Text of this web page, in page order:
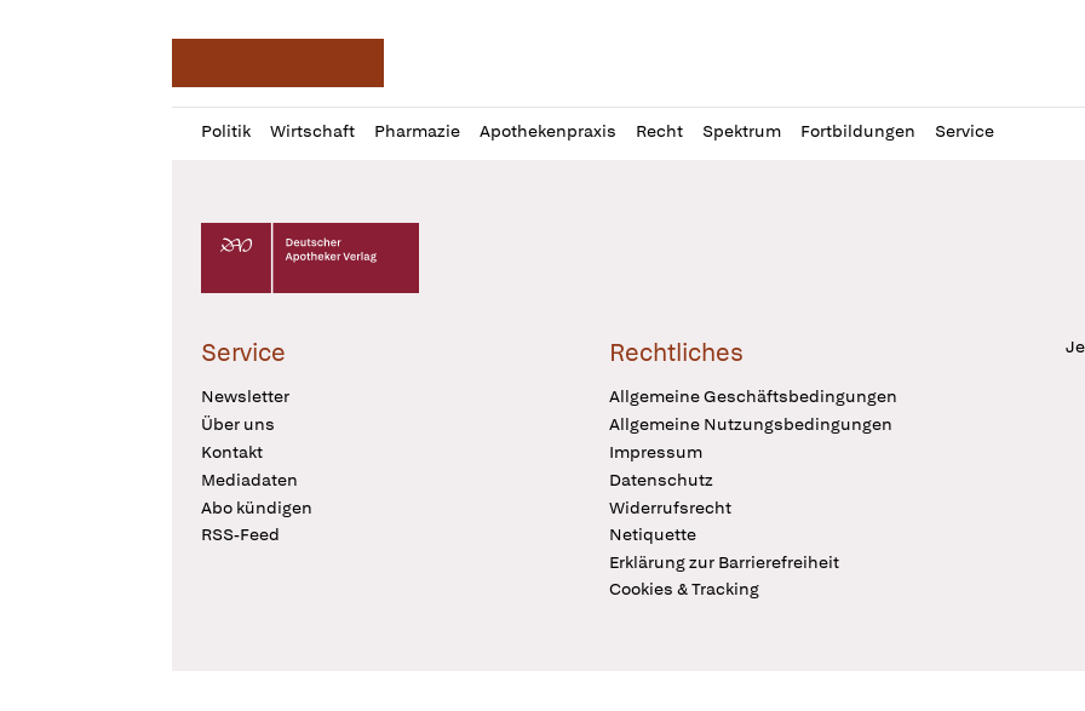
Politik Wirtschaft Pharmazie Apothekenpraxis Recht Spektrum Fortbildungen Service
Profil
öffnen
Daz
Pur
Deutscher Apotheker Verlag Logo
Service
Newsletter
Über uns
Kontakt
Mediadaten
Abo kündigen
RSS-Feed
Rechtliches
Allgemeine Geschäftsbedingungen
Allgemeine Nutzungsbedingungen
Impressum
Datenschutz
Widerrufsrecht
Netiquette
Erklärung zur Barrierefreiheit
Cookies & Tracking